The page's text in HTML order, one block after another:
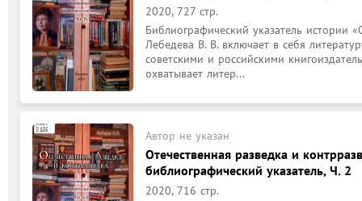
2020, 727 стр.
Библиографический указатель истории
Лебедева В. В. включает в себя
советскими и российскими
охватывает литер...
Автор не указан
Отечественная разведка и
библиографический указатель, Ч. 2
2020, 716 стр.